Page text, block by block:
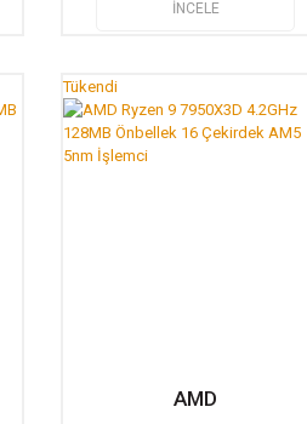
İNCELE
Tükendi
AMD